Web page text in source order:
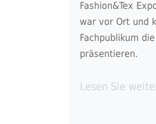
Fashion&Tex
war vor Ort und
Fachpublikum
präsentieren.
Lesen Sie